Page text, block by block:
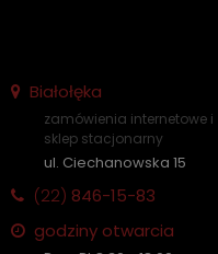
Białołęka
zamówienia internetowe i
sklep stacjonarny
ul. Ciechanowska 15
(22) 846-15-83
godziny otwarcia